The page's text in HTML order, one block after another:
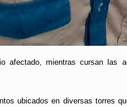
mientras cursan las
ubicados en diversas torres